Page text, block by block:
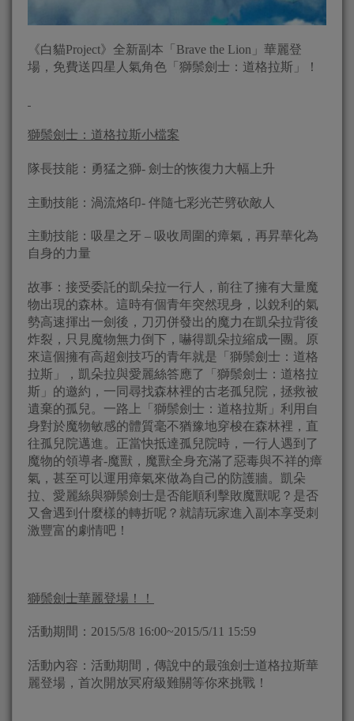
《白貓Project》全新副本「Brave the Lion」華麗登
場，免費送四星人氣角色「獅鬃劍士：道格拉斯」！
獅鬃劍士：道格拉斯小檔案
隊長技能：勇猛之獅- 劍士的恢復力大幅上升
主動技能：渦流烙印- 伴隨七彩光芒劈砍敵人
主動技能：吸星之牙 – 吸收周圍的瘴氣，再昇華化為
自身的力量
故事：接受委託的凱朵拉一行人，前往了擁有大量魔
物出現的森林。這時有個青年突然現身，以銳利的氣
勢高速揮出一劍後，刀刃併發出的魔力在凱朵拉背後
炸裂，只見魔物無力倒下，嚇得凱朵拉縮成一團。原
來這個擁有高超劍技巧的青年就是「獅鬃劍士：道格
拉斯」，凱朵拉與愛麗絲答應了「獅鬃劍士：道格拉
斯」的邀約，一同尋找森林裡的古老孤兒院，拯救被
遺棄的孤兒。一路上「獅鬃劍士：道格拉斯」利用自
身對於魔物敏感的體質毫不猶豫地穿梭在森林裡，直
往孤兒院邁進。正當快抵達孤兒院時，一行人遇到了
魔物的領導者-魔獸，魔獸全身充滿了惡毒與不祥的瘴
氣，甚至可以運用瘴氣來做為自己的防護牆。凱朵
拉、愛麗絲與獅鬃劍士是否能順利擊敗魔獸呢？是否
又會遇到什麼樣的轉折呢？就請玩家進入副本享受刺
激豐富的劇情吧！
獅鬃劍士華麗登場！！
活動期間：2015/5/8 16:00~2015/5/11 15:59
活動內容：活動期間，傳說中的最強劍士道格拉斯華
麗登場，首次開放冥府級難關等你來挑戰！